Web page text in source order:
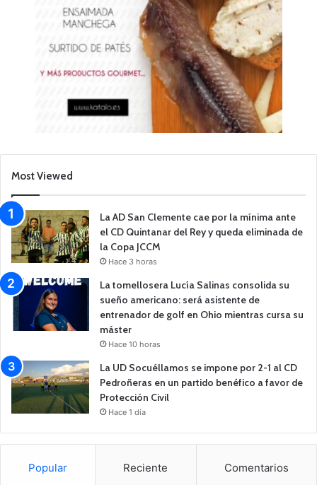
Most Viewed
La AD San Clemente cae por la mínima ante
el CD Quintanar del Rey y queda eliminada de
la Copa JCCM
Hace 3 horas
La tomellosera Lucía Salinas consolida su
sueño americano: será asistente de
entrenador de golf en Ohio mientras cursa su
máster
Hace 10 horas
La UD Socuéllamos se impone por 2-1 al CD
Pedroñeras en un partido benéfico a favor de
Protección Civil
Hace 1 día
Popular Reciente Comentarios